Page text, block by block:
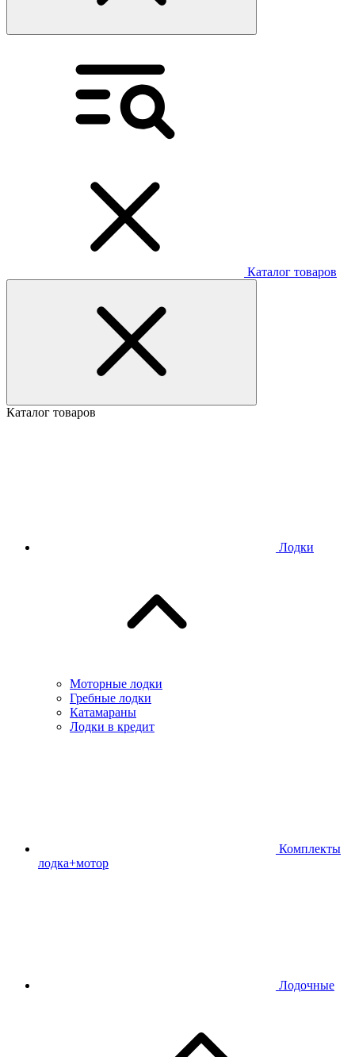
Каталог товаров
Каталог товаров
Лодки
Моторные лодки
Гребные лодки
Катамараны
Лодки в кредит
Комплекты
лодка+мотор
Лодочные